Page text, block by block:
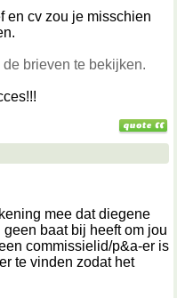
en cv zou je misschien
brieven te bekijken.
mee dat diegene
baat bij heeft om jou
commissielid/p&a-er is
te vinden zodat het